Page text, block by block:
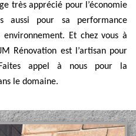
très apprécié pour l’économie
aussi pour sa performance
Et chez vous à
Rénovation est l’artisan pour
Faites appel à nous pour la
le domaine.